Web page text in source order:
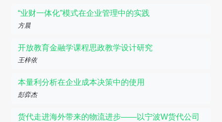
“业财一体化”模式在企业管理中的实践
方晨
开放教育金融学课程思政教学设计研究
王梓依
本量利分析在企业成本决策中的使用
彭弈杰
货代走进海外带来的物流进步——以宁波W货代公司